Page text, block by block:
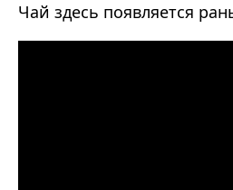
Чай здесь появляется